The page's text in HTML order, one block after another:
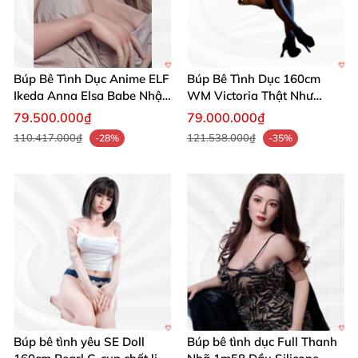
Búp Bê Tình Dục Anime ELF
Ikeda Anna Elsa Babe Nhật
Bản 160cm 165cm
79.500.000₫
110.417.000₫ -28%
Búp Bê Tình Dục 160cm
WM Victoria Thật Như
Người Thật Sang Trọng
79.000.000₫
121.538.000₫ -35%
Búp bê tình yêu SE Doll
Búp bê tình dục Full Thanh